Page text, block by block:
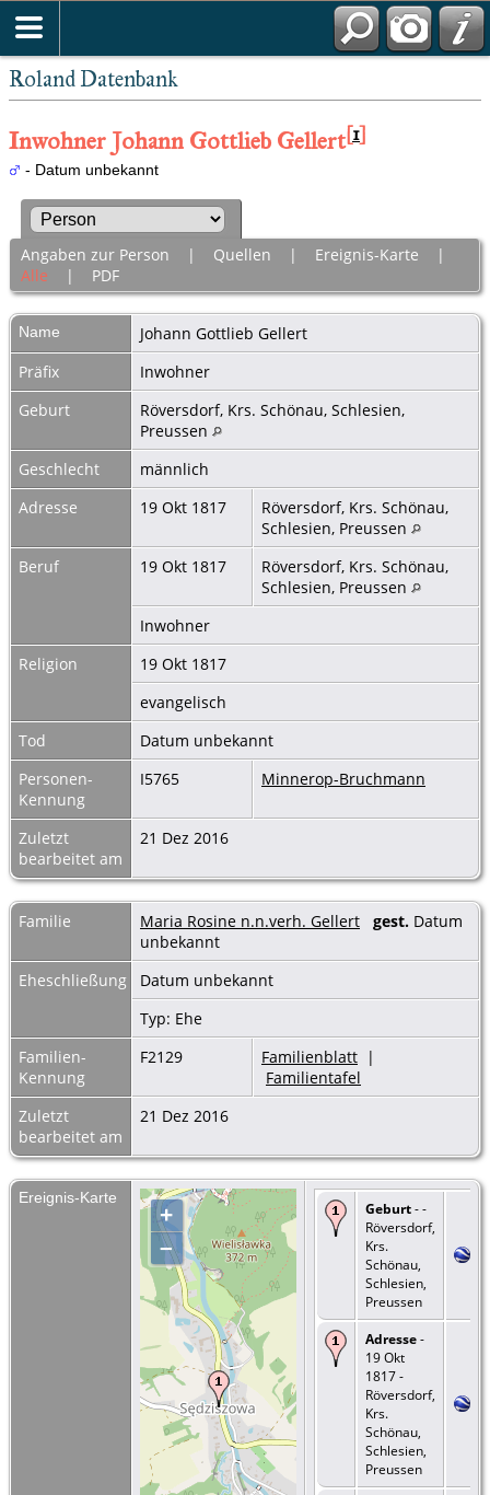
Roland Datenbank
Inwohner Johann Gottlieb Gellert[1]
- Datum unbekannt
Angaben zur Person | Quellen | Ereignis-Karte |
Alle | PDF
Name Johann Gottlieb Gellert
Präfix
Inwohner
Geburt
Röversdorf, Krs. Schönau, Schlesien,
Preussen
Geschlecht
männlich
Adresse
19 Okt 1817
Röversdorf, Krs. Schönau,
Schlesien, Preussen
Beruf
19 Okt 1817
Röversdorf, Krs. Schönau,
Schlesien, Preussen
Inwohner
Religion
19 Okt 1817
evangelisch
Tod
Datum unbekannt
Personen-
Kennung
I5765 Minnerop-Bruchmann
Zuletzt
bearbeitet am
21 Dez 2016
Familie Maria Rosine n.n.verh. Gellert gest. Datum
unbekannt
Eheschließung
Datum unbekannt
Typ: Ehe
Familien-
Kennung
F2129 Familienblatt |
Familientafel
Zuletzt
bearbeitet am
21 Dez 2016
Ereignis-Karte
+
–
Geburt- -
Röversdorf,
Krs.
Schönau,
Schlesien,
Preussen
Adresse-
19 Okt
1817 -
Röversdorf,
Krs.
Schönau,
Schlesien,
Preussen